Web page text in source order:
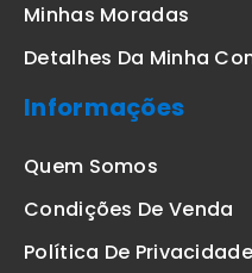
Minhas Moradas
Detalhes Da Minha
Informações
Quem Somos
Condições De Venda
Política De